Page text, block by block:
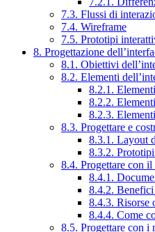
7.3. Flussi di
7.4. Wireframe
7.5. Prototipi
8. Progettazione
8.1. Obiettivi
8.2. Elementi
8.2.1.
8.2.2.
8.2.3.
8.3. Progettare e
8.3.1. Layout
8.3.2.
8.4. Progettare con
8.4.1.
8.4.2. Benefici
8.4.3. Risorse
8.4.4. Come
8.5. Progettare con i